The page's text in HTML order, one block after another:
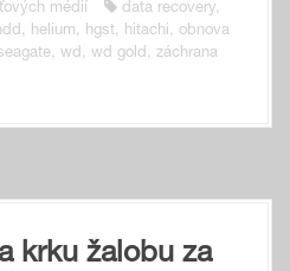
médií data recovery,
, helium, hgst, hitachi, obnova
, wd, wd gold, záchrana
krku žalobu za